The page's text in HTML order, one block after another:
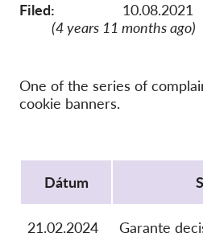
Filed:
10.08.2021
(4 years 11 months ago)
One of the series of
cookie banners.
Dátum
21.02.2024 Garante